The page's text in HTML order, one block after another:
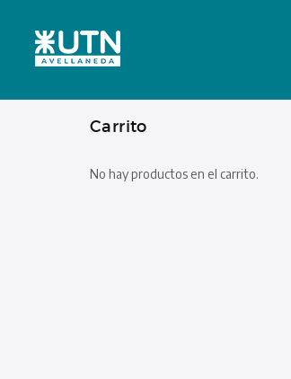
Carrito
No hay productos en el carrito.